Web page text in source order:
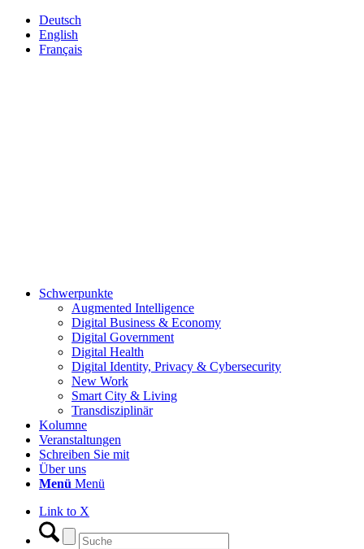
Deutsch
English
Français
Schwerpunkte
Augmented Intelligence
Digital Business & Economy
Digital Government
Digital Health
Digital Identity, Privacy & Cybersecurity
New Work
Smart City & Living
Transdisziplinär
Kolumne
Veranstaltungen
Schreiben Sie mit
Über uns
Menü Menü
Link to X